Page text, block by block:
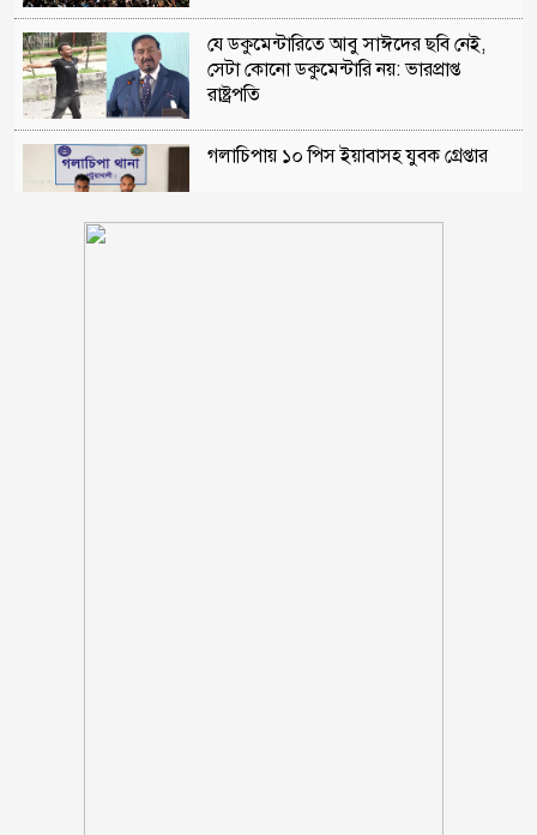
যে ডকুমেন্টারিতে আবু সাঈদের ছবি নেই,
সেটা কোনো ডকুমেন্টারি নয়: ভারপ্রাপ্ত
রাষ্ট্রপতি
গলাচিপায় ১০ পিস ইয়াবাসহ যুবক গ্রেপ্তার